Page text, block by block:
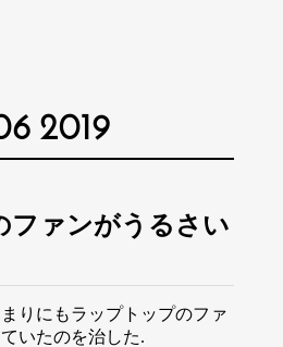
2019
ファンがうるさい
りにもラップトップのファ
いたのを治した.